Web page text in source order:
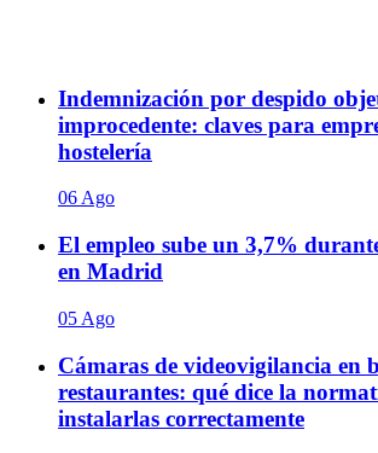
Indemnización por despido
improcedente: claves para
hostelería
06 Ago
El empleo sube un 3,7%
en Madrid
05 Ago
Cámaras de videovigilancia en
restaurantes: qué dice la
instalarlas correctamente